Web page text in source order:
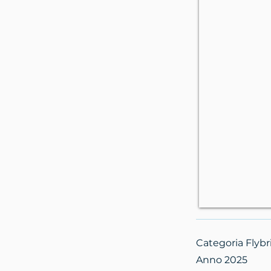
Categoria
Anno 2025